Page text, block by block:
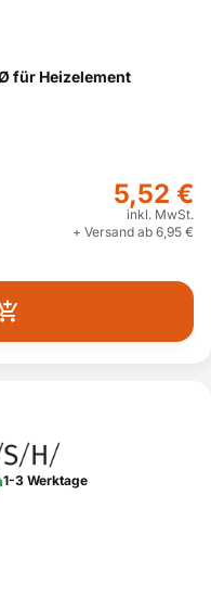
für Heizelement
5,52 €
inkl. MwSt.
+ Versand ab 6,95 €
1-3 Werktage